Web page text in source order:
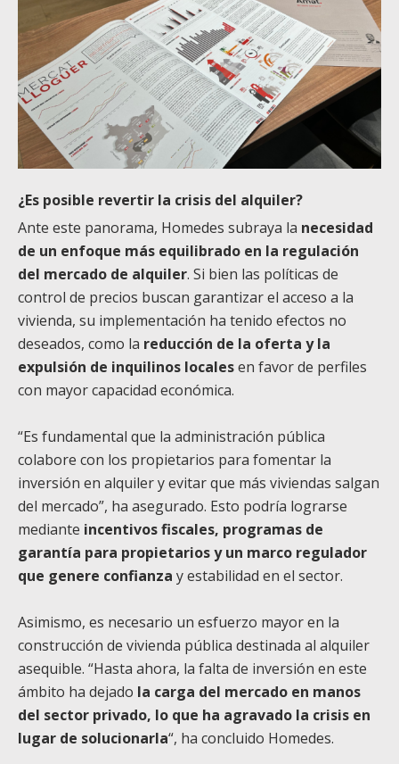
¿Es posible revertir la crisis del alquiler?
Ante este panorama, Homedes subraya la necesidad
de un enfoque más equilibrado en la regulación
del mercado de alquiler. Si bien las políticas de
control de precios buscan garantizar el acceso a la
vivienda, su implementación ha tenido efectos no
deseados, como la reducción de la oferta y la
expulsión de inquilinos localesen favor de perfiles
con mayor capacidad económica.
“Es fundamental que la administración pública
colabore con los propietarios para fomentar la
inversión en alquiler y evitar que más viviendas salgan
del mercado”, ha asegurado. Esto podría lograrse
mediante incentivos fiscales, programas de
garantía para propietarios y un marco regulador
que genere confianza y estabilidad en el sector.
Asimismo, es necesario un esfuerzo mayor en la
construcción de vivienda pública destinada al alquiler
asequible. “Hasta ahora, la falta de inversión en este
ámbito ha dejado la carga del mercado en manos
del sector privado, lo que ha agravado la crisis en
lugar de solucionarla“, ha concluido Homedes.